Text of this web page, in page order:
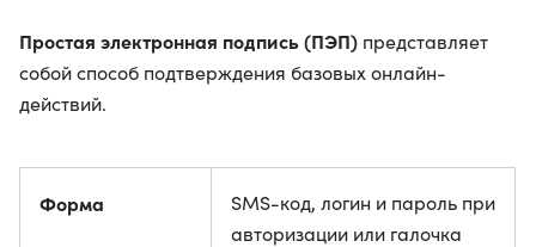
Простая электронная подпись (ПЭП) представляет
собой способ подтверждения базовых онлайн-
действий.
Форма
SMS-код, логин и пароль при
авторизации или галочка